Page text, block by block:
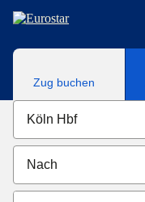
Direkt zum Hauptinhalt
Zug buchen